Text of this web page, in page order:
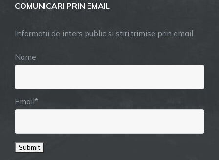
COMUNICARI PRIN EMAIL
Informatii de inters public si stiri trimise prin email
Name
Email*